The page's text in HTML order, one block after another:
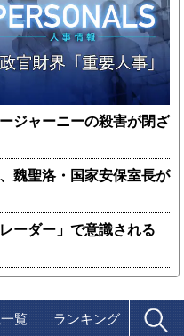
ジャーニーの殺害が閉ざ
魏聖洛・国家安保室長が
ーダー」で意識される
覧 ランキング